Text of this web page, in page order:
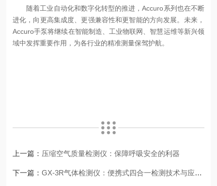
随着工业自动化和数字化转型的推进，Accuro系列也在不断
进化，向更高集成度、更强兼容性和更智能的方向发展。未来，
Accuro手泵将继续在智能制造、工业物联网、智慧运维等新兴领
域中发挥重要作用，为各行业的精准测量保驾护航。
上一篇： 压缩空气质量检测仪：保障呼吸安全的利器
下一篇：GX-3R气体检测仪：便携式四合一检测技术与应用解析